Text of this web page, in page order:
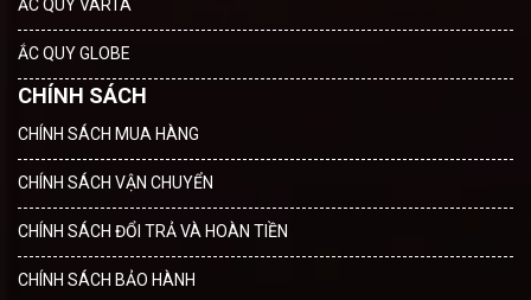
ẮC QUY VARTA
ẮC QUY GLOBE
CHÍNH SÁCH
CHÍNH SÁCH MUA HÀNG
CHÍNH SÁCH VẬN CHUYỂN
CHÍNH SÁCH ĐỔI TRẢ VÀ HOÀN TIỀN
CHÍNH SÁCH BẢO HÀNH